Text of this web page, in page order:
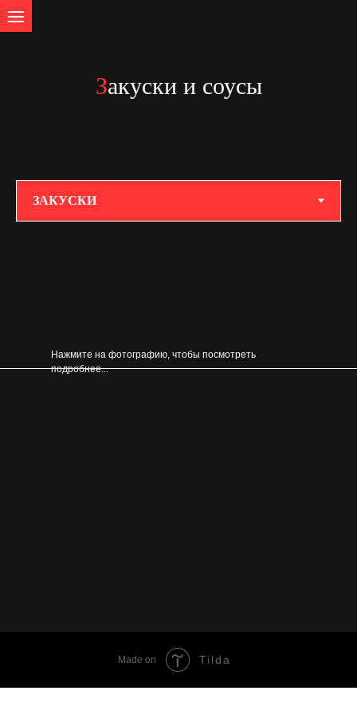
Закуски и соусы
Нажмите на фотографию, чтобы посмотреть
подробнее...
Made on Tilda